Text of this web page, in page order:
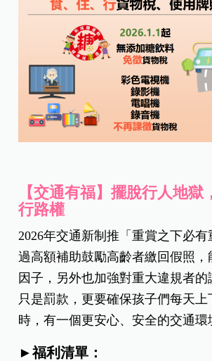
【交通有福】擺脫行人地獄
行路權
2026年交通新制推「重賞之下必
過高額補助鼓勵高齡者繳回假照，
因子，另外也加強對重大違規者
只是罰款，更要確保孩子們每天
時，有一個更安心、安全的交通環
►福利清單：